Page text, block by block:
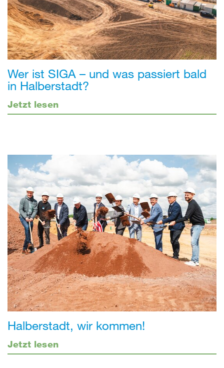
Wer ist SIGA – und was passiert bald
in Halberstadt?
Jetzt lesen
Halberstadt, wir kommen!
Jetzt lesen